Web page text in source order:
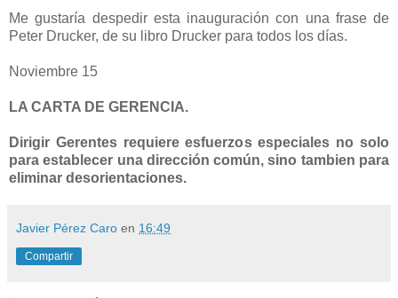
Me gustaría despedir esta inauguración con una frase de
Peter Drucker, de su libro Drucker para todos los días.
Noviembre 15
LA CARTA DE GERENCIA.
Dirigir Gerentes requiere esfuerzos especiales no solo
para establecer una dirección común, sino tambien para
eliminar desorientaciones.
Javier Pérez Caro en 16:49
Compartir